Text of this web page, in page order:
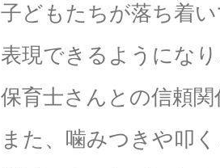
子どもたちが落ち着
表現できるようになり
保育士さんとの信頼関
また、噛みつきや叩